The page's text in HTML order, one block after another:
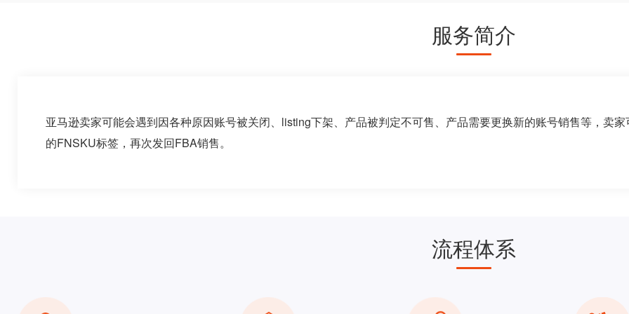
服务简介
亚马逊卖家可能会遇到因各种原因账号被关闭、listing下架、产品被判定不可售、产品需要更换新的账号销售等，卖
的FNSKU标签，再次发回FBA销售。
流程体系